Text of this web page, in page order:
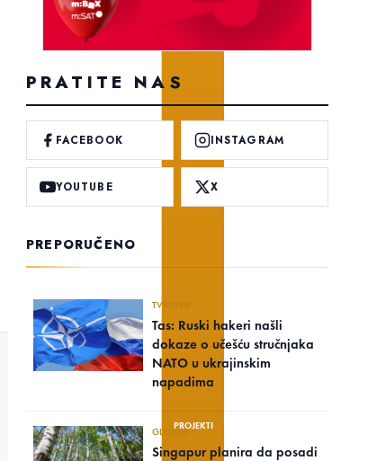
PROJEKTI
PRATITE NAS
FACEBOOK INSTAGRAM
YOUTUBE X
PREPORUČENO
TVRDNJE
Tas: Ruski hakeri našli
dokaze o učešću stručnjaka
NATO u ukrajinskim
napadima
GLOBUS
Singapur planira da posadi